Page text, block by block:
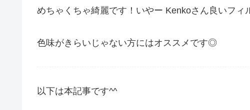
めちゃくちゃ綺麗です！いやー Kenkoさん良いフィ
色味がきらいじゃない方にはオススメです◎
以下は本記事です^^